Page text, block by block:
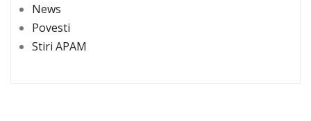
News
Povesti
Stiri APAM